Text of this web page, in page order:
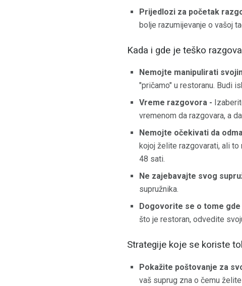
Prijedlozi za početak
bolje razumijevanje o vašoj
Kada i gde je teško
Nemojte manipulirati
"pričamo" u restoranu. Budi
Vreme razgovora -
vremenom da razgovara, a
Nemojte očekivati ​​da
kojoj želite razgovarati, ali
48 sati.
Ne zajebavajte svog
supružnika.
Dogovorite se o tome
što je restoran, odvedite
Strategije koje se koriste
Pokažite poštovanje za
vaš suprug zna o čemu